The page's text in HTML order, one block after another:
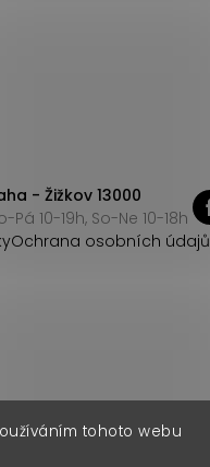
tohoto webu
- Žižkov 13000
10-19h, So-Ne 10-18h
Ochrana osobních údajů